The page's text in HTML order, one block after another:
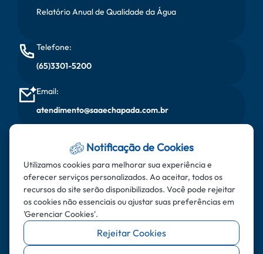
Relatório Anual de Qualidade da Água
Telefone:
(65)3301-5200
Email:
atendimento@saaechapada.com.br
Segunda à sexta, das 08:00 horas às 17:00 horas
Endereço:
Rua do Aricás - Bairro: Santa Cruz - CEP: 78.195-000 -
Chapada dos Guimarães - MT
Notificação de Cookies
Utilizamos cookies para melhorar sua experiência e
oferecer serviços personalizados. Ao aceitar, todos os
recursos do site serão disponibilizados. Você pode rejeitar
os cookies não essenciais ou ajustar suas preferências em
'Gerenciar Cookies'.
Rejeitar Cookies